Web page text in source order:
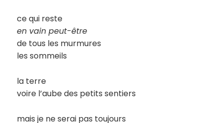
ce qui reste
en vain peut-être
de tous les murmures
les sommeils
la terre
voire l’aube des petits sentiers
mais je ne serai pas toujours